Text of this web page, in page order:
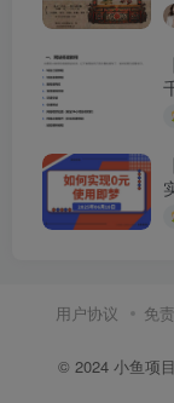
用户协议 免
© 2024 小鱼项